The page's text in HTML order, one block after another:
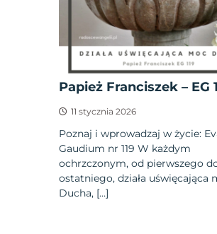
Papież Franciszek – EG
11 stycznia 2026
Poznaj i wprowadzaj w życie:
Gaudium nr 119 W każdym
ochrzczonym, od pierwszego
ostatniego, działa uświęcająca
Ducha, […]